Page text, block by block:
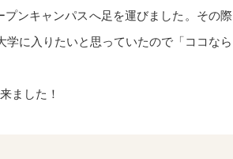
ンキャンパスへ足を運びました。その際
に入りたいと思っていたので「ココなら
ました！